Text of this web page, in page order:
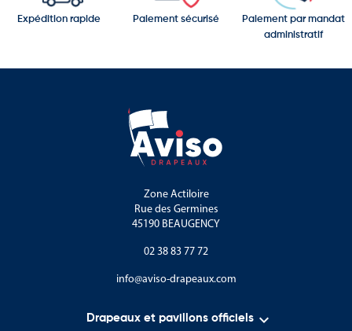
Expédition rapide Paiement sécurisé
Paiement par mandat
administratif
Zone Actiloire
Rue des Germines
45190 BEAUGENCY
02 38 83 77 72
info@aviso-drapeaux.com
Drapeaux et pavillons officiels 